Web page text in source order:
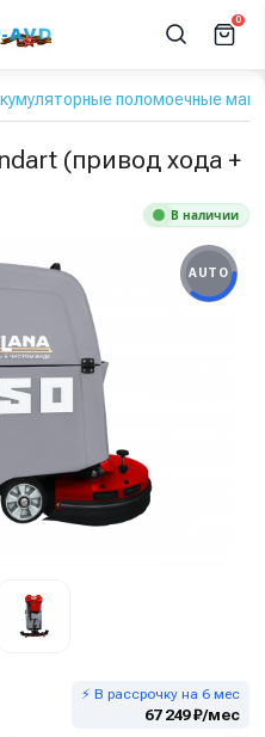
0
поломоечные
(привод хода +
В наличии
AUTO
⚡ В рассрочку на 6 мес
67 249 ₽/мес